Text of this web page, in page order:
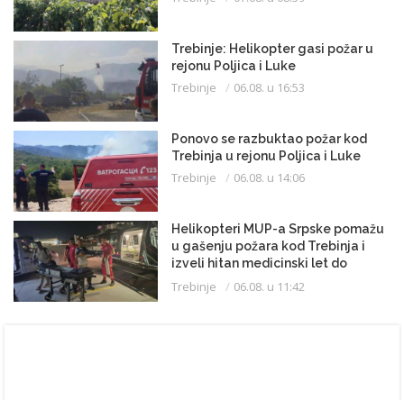
Trebinje: Helikopter gasi požar u
rejonu Poljica i Luke
Trebinje 06.08. u 16:53
Ponovo se razbuktao požar kod
Trebinja u rejonu Poljica i Luke
Trebinje 06.08. u 14:06
Helikopteri MUP-a Srpske pomažu
u gašenju požara kod Trebinja i
izveli hitan medicinski let do
Beograda
Trebinje 06.08. u 11:42